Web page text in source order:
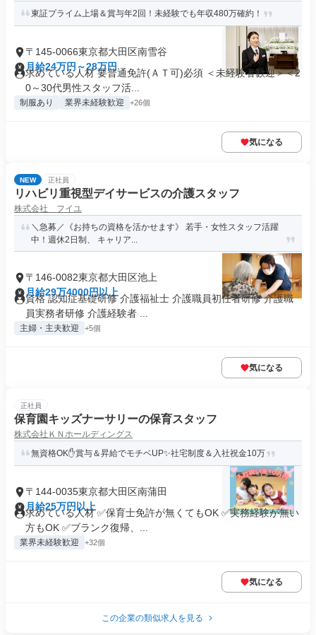
東証プライム上場＆賞与年2回！未経験でも年収480万確約！
〒145-0066東京都大田区南雪谷
月給24万円～28万円
求めている人材 要普通免許(ＡＴ可)必須 ＜未経験者歓迎＞＜2
0～30代男性スタッフ活...
制服あり 業界未経験歓迎 +26個
気になる
NEW 正社員
リハビリ重視型デイサービスの介護スタッフ
株式会社 フイユ
＼急募／《お持ちの資格を活かせます》 若手・女性スタッフ活躍
中！週休2日制、 キャリア...
〒146-0082東京都大田区池上
月給29万4000円以上
資格 認知症基礎研修 介護福祉士 介護職員初任者研修 介護職
員実務者研修 介護経験者 ...
主婦・主夫歓迎 +5個
気になる
正社員
保育園キッズナーサリーの保育スタッフ
株式会社ＫＮホールディングス
無資格OK✋賞与＆昇給でモチベUP✨社宅制度＆入社祝金10万
〒144-0035東京都大田区南蒲田
月給25万円以上
求めている人材 ✅保育士免許が無くてもOK ✅実務経験が無い
方もOK ✅ブランク復帰、...
業界未経験歓迎 +32個
気になる
この企業の類似求人を見る